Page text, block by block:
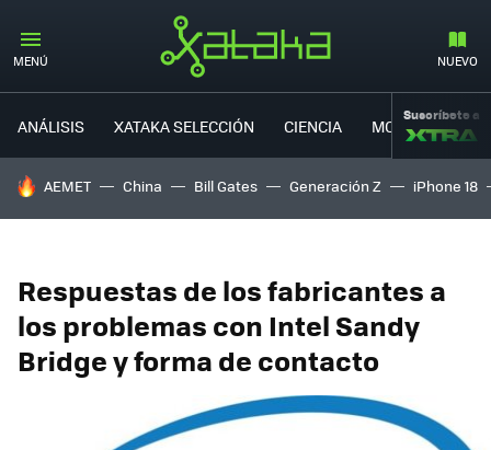
MENÚ NUEVO
ANÁLISIS XATAKA SELECCIÓN CIENCIA MOVILIDAD
Suscríbete a
HOY SE HABLA DE
AEMET China Bill Gates Generación Z iPhone 18
Respuestas de los fabricantes a
los problemas con Intel Sandy
Bridge y forma de contacto